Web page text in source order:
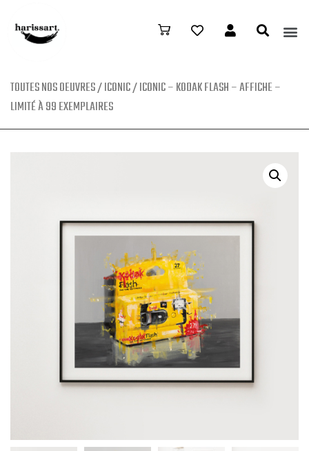
TOUTES NOS OEUVRES/ICONIC/ ICONIC – KODAK FLASH – AFFICHE –
LIMITÉ À 99 EXEMPLAIRES